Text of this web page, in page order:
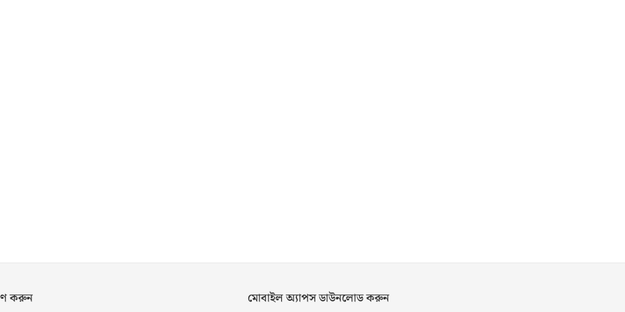
করুন মোবাইল অ্যাপস ডাউনলোড করুন